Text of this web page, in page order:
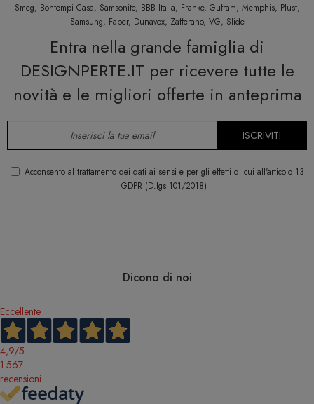
Smeg, Bontempi Casa, Samsonite, BBB Italia, Franke, Gufram, Memphis, Plust,
Samsung, Faber, Dunavox, Zafferano, VG, Slide
Entra nella grande famiglia di
DESIGNPERTE.IT per ricevere tutte le
novità e le migliori offerte in anteprima
ISCRIVITI
Acconsento al trattamento dei dati ai sensi e per gli effetti di cui all'articolo 13
GDPR (D.lgs 101/2018)
Dicono di noi
Eccellente
4,9/5
1.567
recensioni